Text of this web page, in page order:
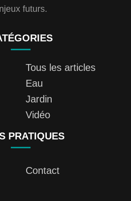
futurs.
Tous les articles
Eau
Jardin
Vidéo
PRATIQUES
Contact